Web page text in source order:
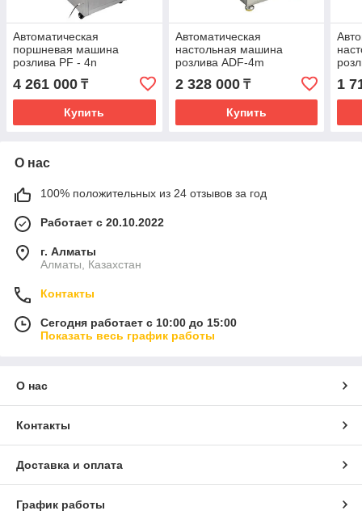
Автоматическая
поршневая машина
розлива PF - 4n
4 261 000 ₸
Купить
Автоматическая
настольная машина
розлива ADF-4m
2 328 000₸
Купить
1
О нас
100% положительных из 24 отзывов за год
Работает с 20.10.2022
г. Алматы
Алматы, Казахстан
Контакты
Сегодня работает с 10:00 до 15:00
Показать весь график работы
О нас
Контакты
Доставка и оплата
График работы